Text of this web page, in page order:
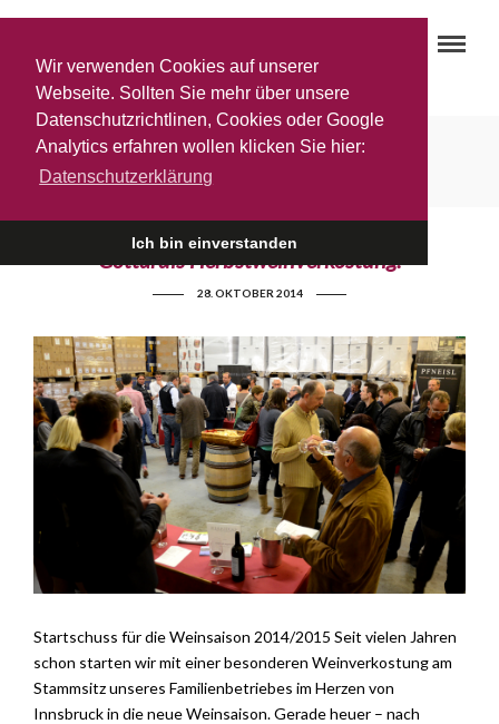
Wir verwenden Cookies auf unserer
Webseite. Sollten Sie mehr über unsere
Datenschutzrichtlinen, Cookies oder Google
Analytics erfahren wollen klicken Sie hier:
Datenschutzerklärung
Ich bin einverstanden
Schmid
Gottardis Herbstweinverkostung:
28. OKTOBER 2014
Startschuss für die Weinsaison 2014/2015 Seit vielen Jahren
schon starten wir mit einer besonderen Weinverkostung am
Stammsitz unseres Familienbetriebes im Herzen von
Innsbruck in die neue Weinsaison. Gerade heuer – nach